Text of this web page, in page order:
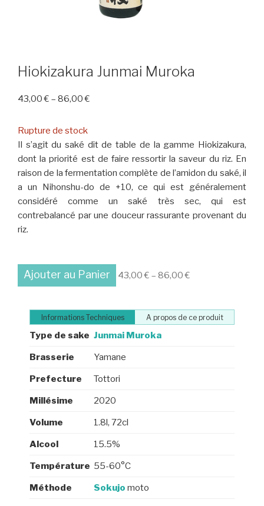
Hiokizakura Junmai Muroka
43,00€ – 86,00€
Rupture de stock
Il s’agit du saké dit de table de la gamme Hiokizakura,
dont la priorité est de faire ressortir la saveur du riz. En
raison de la fermentation complète de l’amidon du saké, il
a un Nihonshu-do de +10, ce qui est généralement
considéré comme un saké très sec, qui est
contrebalancé par une douceur rassurante provenant du
riz.
Ajouter au Panier 43,00€ – 86,00€
Informations Techniques A propos de ce produit
Type de sake Junmai Muroka
Brasserie Yamane
Prefecture Tottori
Millésime 2020
Volume 1.8l, 72cl
Alcool 15.5%
Température 55-60°C
Méthode Sokujo moto